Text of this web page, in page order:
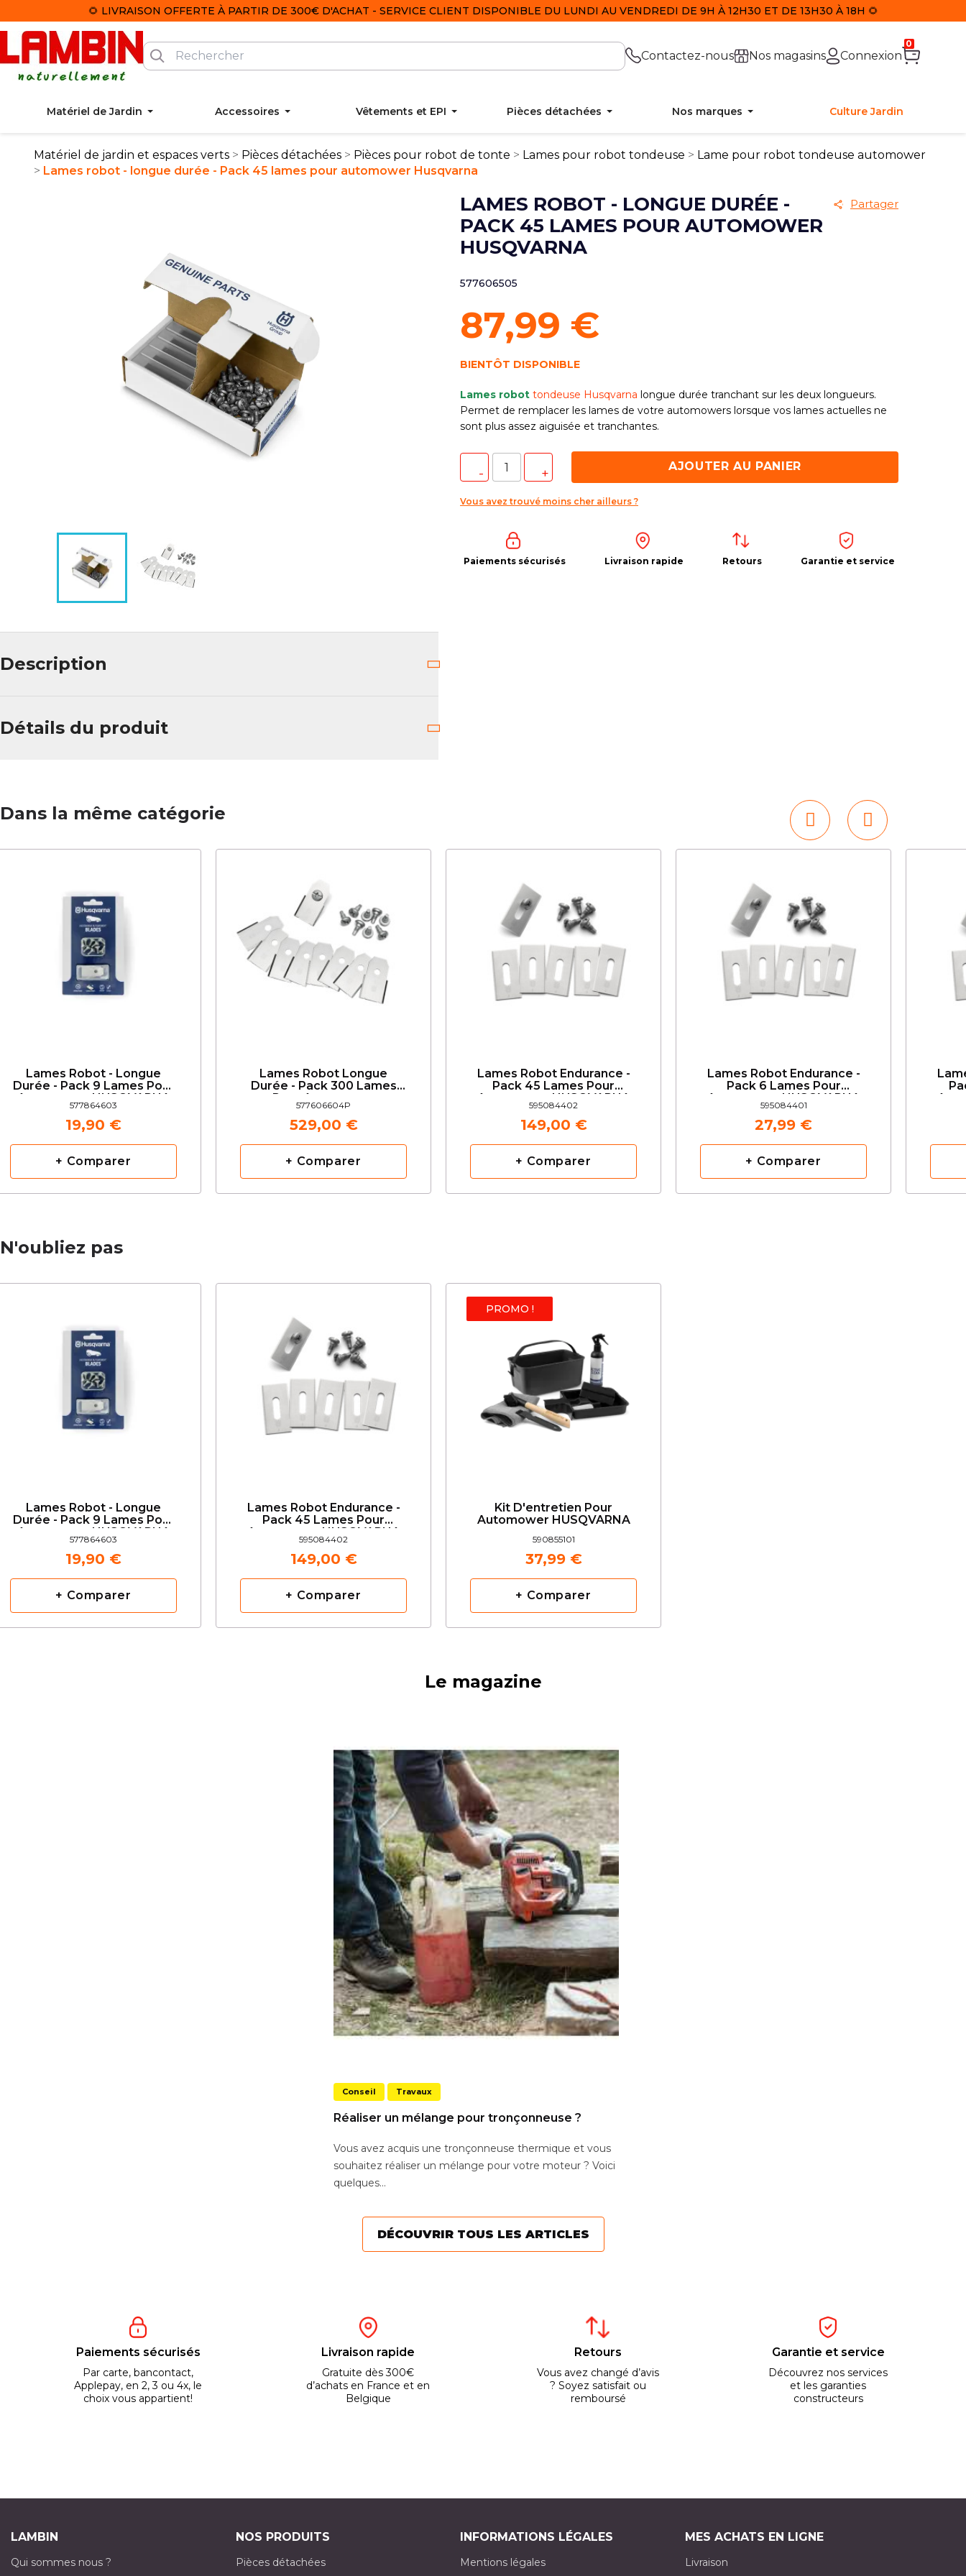
🌻 LIVRAISON OFFERTE À PARTIR DE 300€ D'ACHAT - SERVICE CLIENT DISPONIBLE DU LUNDI AU VENDREDI DE 9H À 12H30 ET DE 13H30 À 18H 🌻
Contactez-nous Nos magasins Connexion
0
Matériel de Jardin Accessoires Vêtements et EPI Pièces détachées Nos marques Culture Jardin
Matériel de jardin et espaces verts Pièces détachées Pièces pour robot de tonte Lames pour robot tondeuse
Lame pour robot tondeuse automower
Lames robot - longue durée - Pack 45 lames pour automower Husqvarna
LAMES ROBOT - LONGUE DURÉE -
PACK 45 LAMES POUR AUTOMOWER
HUSQVARNA
Partager
577606505
87,99 €
BIENTÔT DISPONIBLE
Lames robot tondeuse Husqvarna longue durée tranchant sur les deux longueurs.
Permet de remplacer les lames de votre automowers lorsque vos lames actuelles ne
sont plus assez aiguisée et tranchantes.
AJOUTER AU PANIER
Vous avez trouvé moins cher ailleurs ?
Paiements sécurisés Livraison rapide Retours Garantie et service
Description
Détails du produit
Dans la même catégorie
Lames Robot - Longue
Durée - Pack 9 Lames Pour
Automower HUSQVARNA
577864603
19,90 €
+ Comparer
Lames Robot Longue
Durée - Pack 300 Lames
Pour Automower
Husqvarna
577606604P
529,00 €
+ Comparer
Lames Robot Endurance -
Pack 45 Lames Pour
Automower HUSQVARNA
595084402
149,00 €
+ Comparer
Lames Robot Endurance -
Pack 6 Lames Pour
Automower HUSQVARNA
595084401
27,99 €
+ Comparer
N'oubliez pas
Lames Robot - Longue
Durée - Pack 9 Lames Pour
Automower HUSQVARNA
577864603
19,90 €
+ Comparer
Lames Robot Endurance -
Pack 45 Lames Pour
Automower HUSQVARNA
595084402
149,00 €
+ Comparer
PROMO !
Kit D'entretien Pour
Automower HUSQVARNA
590855101
37,99 €
+ Comparer
Le magazine
Conseil Travaux
Réaliser un mélange pour tronçonneuse ?
Vous avez acquis une tronçonneuse thermique et vous
souhaitez réaliser un mélange pour votre moteur ? Voici
quelques...
DÉCOUVRIR TOUS LES ARTICLES
Paiements sécurisés
Par carte, bancontact,
Applepay, en 2, 3 ou 4x, le
choix vous appartient!
Livraison rapide
Gratuite dès 300€
d’achats en France et en
Belgique
Retours
Vous avez changé d’avis
? Soyez satisfait ou
remboursé
Garantie et service
Découvrez nos services
et les garanties
constructeurs
LAMBIN
Qui sommes nous ?
NOS PRODUITS
Pièces détachées
INFORMATIONS LÉGALES
Mentions légales
MES ACHATS EN LIGNE
Livraison